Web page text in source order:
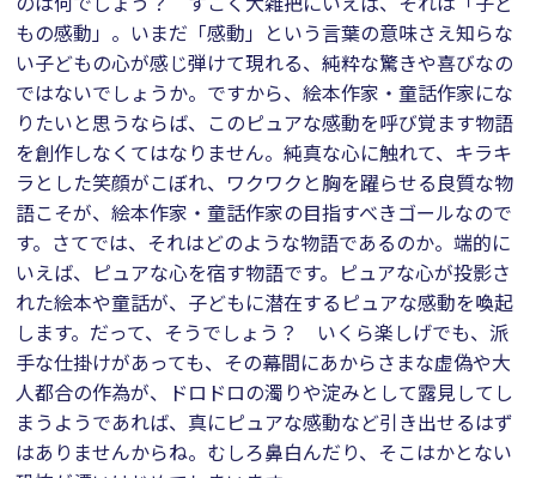
もの感動」。いまだ「感動」という言葉の意味さえ知らな
い子どもの心が感じ弾けて現れる、純粋な驚きや喜びなの
ではないでしょうか。ですから、絵本作家・童話作家にな
りたいと思うならば、このピュアな感動を呼び覚ます物語
を創作しなくてはなりません。純真な心に触れて、キラキ
ラとした笑顔がこぼれ、ワクワクと胸を躍らせる良質な物
語こそが、絵本作家・童話作家の目指すべきゴールなので
す。さてでは、それはどのような物語であるのか。端的に
いえば、ピュアな心を宿す物語です。ピュアな心が投影さ
れた絵本や童話が、子どもに潜在するピュアな感動を喚起
します。だって、そうでしょう？ いくら楽しげでも、派
手な仕掛けがあっても、その幕間にあからさまな虚偽や大
人都合の作為が、ドロドロの濁りや淀みとして露見してし
まうようであれば、真にピュアな感動など引き出せるはず
はありませんからね。むしろ鼻白んだり、そこはかとない